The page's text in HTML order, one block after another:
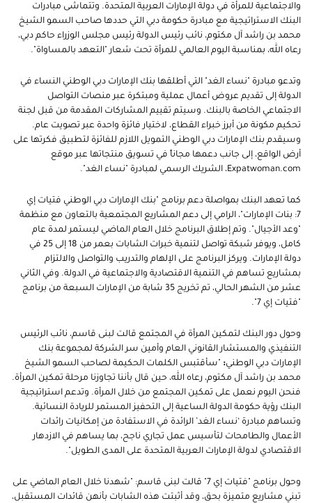
والاجتماعية للمرأة في دولة الإمارات العربية المتحدة. وتتماشى مبادرات
البنك الاستراتيجية مع مبادرة حكومة دبي التي حددها صاحب السمو الشيخ
محمد بن راشد آل مكتوم، نائب رئيس الدولة رئيس مجلس الوزراء حاكم دبي،
رعاه الله، بمناسبة اليوم العالمي للمرأة تحت شعار "التعهد بالمساواة".
وتدعو مبادرة "نساء الغد" التي أطلقها بنك الإمارات دبي الوطني النساء في
الدولة إلى تقديم عروض أعمال عملية ومبتكرة عبر منصات التواصل
الاجتماعي الخاصة بالبنك. وسيتم تقييم المشاركات المقدمة من قبل لجنة
تحكيم مكونة من أبرز خبراء القطاع، لاختيار فائزة واحدة عبر تصويت عام.
وسيقدم بنك الإمارات دبي الوطني التمويل اللازم للفائزة لتطبيق فكرتها على
أرض الواقع، إلى جانب دعمها مجاناً في تسويق منتجاتها عبر موقع
Expatwoman.com، الشريك الرسمي لمبادرة "نساء الغد".
كما تعهد البنك بمواصلة دعم برنامج "بنك الإمارات دبي الوطني فتيات إي
7
: بنات الإمارات"، الرامي إلى دعم المشاريع المجتمعية بالتعاون مع منظمة
"وعد الأجيال". وتم إطلاق البرنامج خلال العام الماضي ليستمر لمدة عام
كامل، ويوفر شبكة تواصل لتنمية خبرات الشابات بعمر من 18 إلى 25 في
دولة الإمارات. ويركز البرنامج على الإلهام والتدريب والتواصل والالتزام
بمشاريع تساهم في التنمية الاقتصادية والاجتماعية في الدولة. وفي الثاني
عشر من الشهر الحالي، تم تخريج 35 شابة من الإمارات السبعة من برنامج
"فتيات إي 7".
وحول دور البنك لتمكين المرأة في المجتمع قالت لبنى قاسم، نائب الرئيس
التنفيذي والمستشار القانوني العام وأمين سر الشركة لمجموعة بنك
الإمارات دبي الوطني: "سأقتبس الكلمات الحكيمة لصاحب السمو الشيخ
محمد بن راشد آل مكتوم، رعاه الله، حين قال بأننا تجاوزنا مرحلة تمكين المرأة.
فنحن اليوم نعمل على تمكين المجتمع من خلال المرأة. وتدعم استراتيجية
البنك رؤية حكومة الدولة الساعية إلى التحفيز المستمر للريادة النسائية.
وتساهم مبادرة ‘نساء الغد’ الرائدة في الاستفادة من إمكانيات رائدات
الأعمال والطامحات لتأسيس عمل تجاري ناجح، بما يساهم في الازدهار
الاقتصادي لدولة الإمارات العربية المتحدة على المدى الطويل".
وحول برنامج "فتيات إي 7" قالت لبنى قاسم: "شهدنا خلال العام الماضي على
تبني مشاريع متميزة بحق، وقد أثبتت هذه الشابات بأنهن قائدات المستقبل،